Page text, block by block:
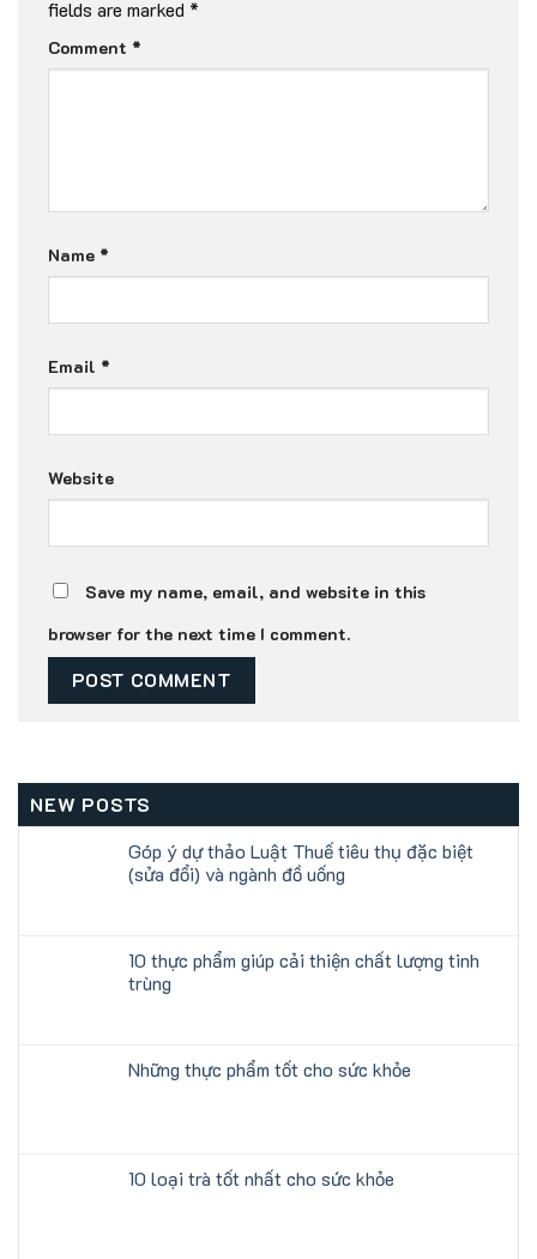
fields are marked *
Comment *
Name *
Email *
Website
Save my name, email, and website in this
browser for the next time I comment.
NEW POSTS
Góp ý dự thảo Luật Thuế tiêu thụ đặc biệt
(sửa đổi) và ngành đồ uống
10 thực phẩm giúp cải thiện chất lượng tinh
trùng
Những thực phẩm tốt cho sức khỏe
10 loại trà tốt nhất cho sức khỏe